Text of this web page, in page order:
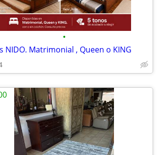
•
NIDO. Matrimonial , Queen o KING